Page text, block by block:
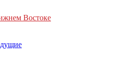
Востоке